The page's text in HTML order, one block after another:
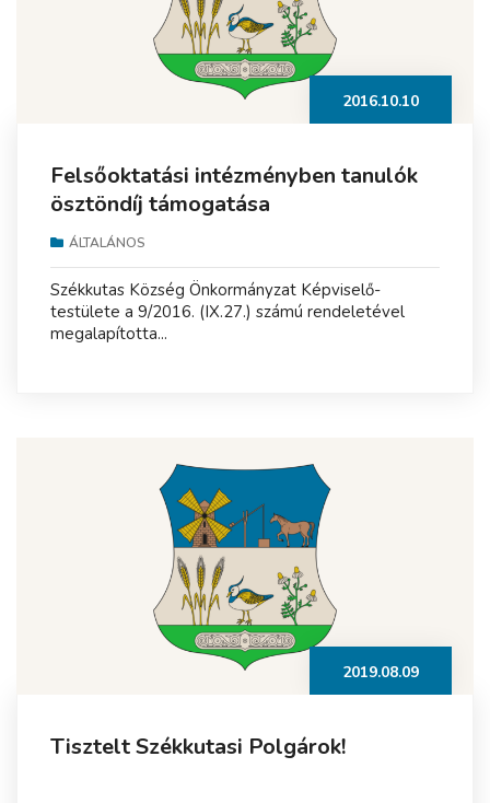
2016.10.10
Felsőoktatási intézményben tanulók
ösztöndíj támogatása
ÁLTALÁNOS
Székkutas Község Önkormányzat Képviselő-
testülete a 9/2016. (IX.27.) számú rendeletével
megalapította...
2019.08.09
Tisztelt Székkutasi Polgárok!